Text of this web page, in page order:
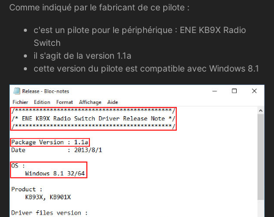
Comme indiqué par le fabricant de ce pilote :
c'est un pilote pour le périphérique : ENE KB9X Radio
Switch
il s'agit de la version 1.1a
cette version du pilote est compatible avec Windows 8.1